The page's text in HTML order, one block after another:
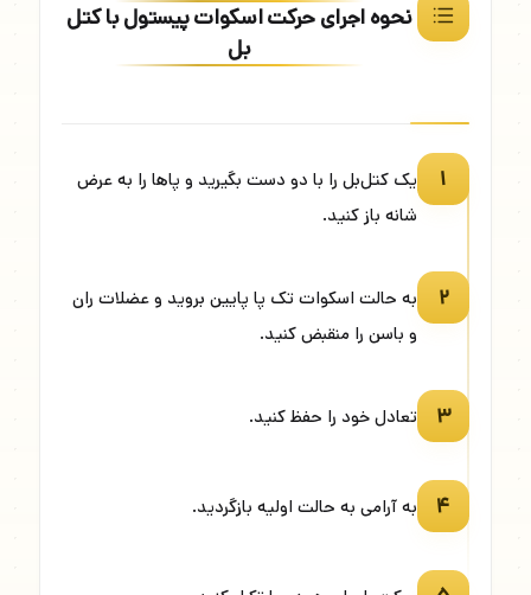
نحوه اجرای حرکت اسکوات پیستول با کتل
بل
۱
یک کتل‌بل را با دو دست بگیرید و پاها را به عرض
شانه باز کنید.
۲
به حالت اسکوات تک پا پایین بروید و عضلات ران
و باسن را منقبض کنید.
۳ تعادل خود را حفظ کنید.
۴ به آرامی به حالت اولیه بازگردید.